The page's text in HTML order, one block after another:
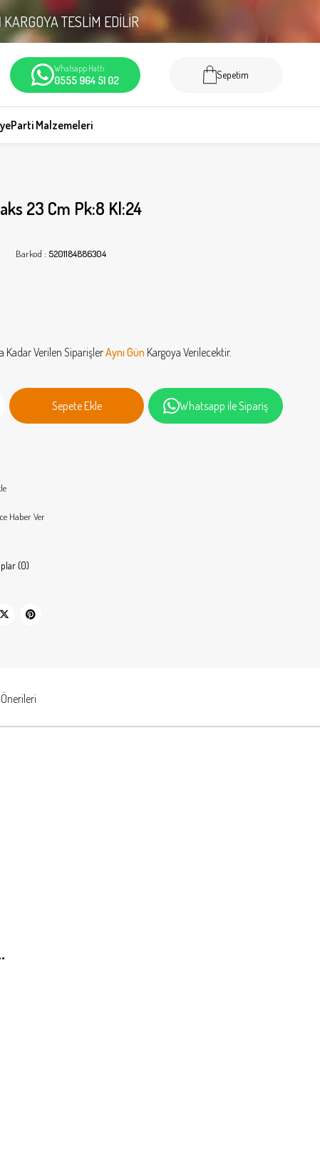
KARGOYA TESLİM EDİLİR
Whatsapp Hattı
0555 964 51 02 Sepetim
Parti Malzemeleri
23 Cm Pk:8 Kl:24
Barkod : 5201184886304
Kadar Verilen SiparişlerAynı Gün Kargoya Verilecektir.
Whatsapp ile Sipariş
Haber Ver
(0)